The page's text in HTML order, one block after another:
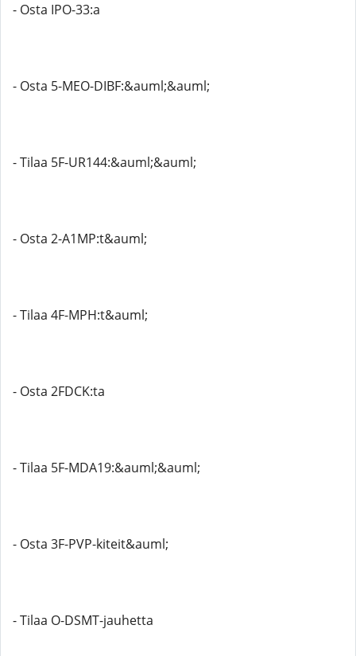
- Osta IPO-33:a
- Osta 5-MEO-DIBF:&auml;&auml;
- Tilaa 5F-UR144:&auml;&auml;
- Osta 2-A1MP:t&auml;
- Tilaa 4F-MPH:t&auml;
- Osta 2FDCK:ta
- Tilaa 5F-MDA19:&auml;&auml;
- Osta 3F-PVP-kiteit&auml;
- Tilaa O-DSMT-jauhetta